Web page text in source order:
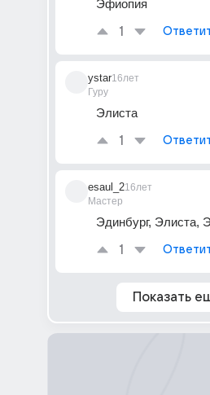
Эфиопия
1
ystar
Гуру
16лет
Элиста
1
esaul_2
Мастер
16лет
Эдинбург, Элиста,
1
Показать